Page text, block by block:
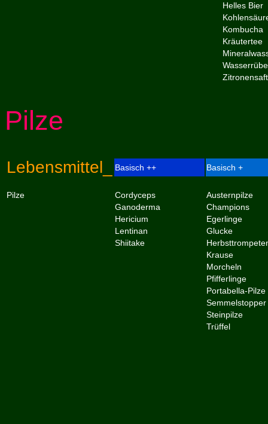
Helles Bier
Kombucha
Kräutertee
Wasserrübe
Zitronensaft
Pilze
Lebensmittel_ Basisch ++ Basisch +
Pilze Cordyceps
Austernpilze
Ganoderma
Champions
Hericium
Egerlinge
Lentinan
Glucke
Shiitake
Krause
Morcheln
Pfifferlinge
Portabella-Pilze
Semmelstopper
Steinpilze
Trüffel